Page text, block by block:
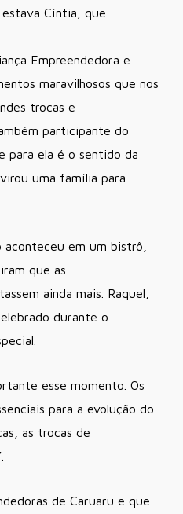
estava Cíntia, que
Empreendedora e
maravilhosos que nos
trocas e
participante do
para ela é o sentido da
uma família para
em um bistrô,
que as
ainda mais. Raquel,
durante o
esse momento. Os
para a evolução do
as trocas de
de Caruaru e que